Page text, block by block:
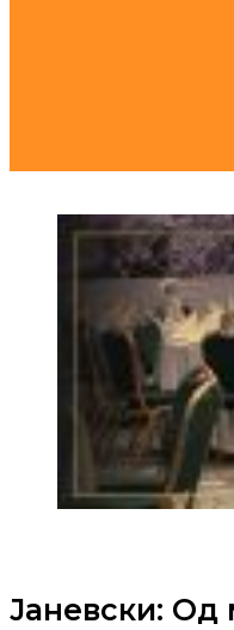
Јаневски: Од